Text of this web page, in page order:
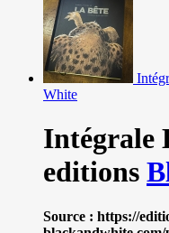
White
Intégrale
editions
Source : https://